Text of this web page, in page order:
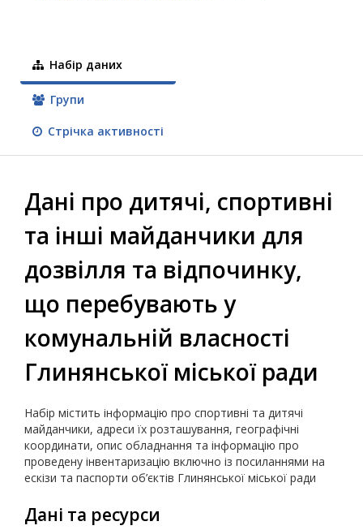
Набір даних
Групи
Стрічка активності
Дані про дитячі, спортивні
та інші майданчики для
дозвілля та відпочинку,
що перебувають у
комунальній власності
Глинянської міської ради
Набір містить інформацію про спортивні та дитячі
майданчики, адреси їх розташування, географічні
координати, опис обладнання та інформацію про
проведену інвентаризацію включно із посиланнями на
ескізи та паспорти об’єктів Глинянської міської ради
Дані та ресурси